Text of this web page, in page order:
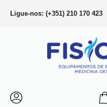
Ligue-nos: (+351) 210 170 423